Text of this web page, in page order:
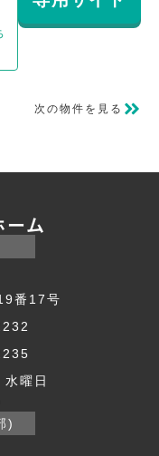
次の物件を見る
ーム
番17号
曜日
)